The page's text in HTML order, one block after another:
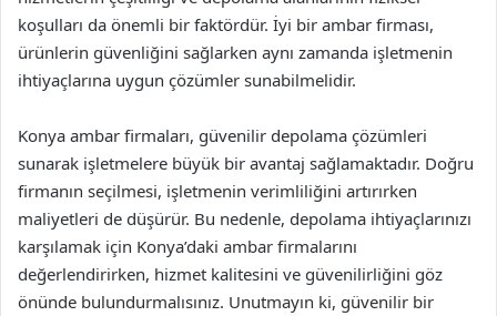
koşulları da önemli bir faktördür. İyi bir ambar firması,
ürünlerin güvenliğini sağlarken aynı zamanda işletmenin
ihtiyaçlarına uygun çözümler sunabilmelidir.
Konya ambar firmaları, güvenilir depolama çözümleri
sunarak işletmelere büyük bir avantaj sağlamaktadır. Doğru
firmanın seçilmesi, işletmenin verimliliğini artırırken
maliyetleri de düşürür. Bu nedenle, depolama ihtiyaçlarınızı
karşılamak için Konya’daki ambar firmalarını
değerlendirirken, hizmet kalitesini ve güvenilirliğini göz
önünde bulundurmalısınız. Unutmayın ki, güvenilir bir